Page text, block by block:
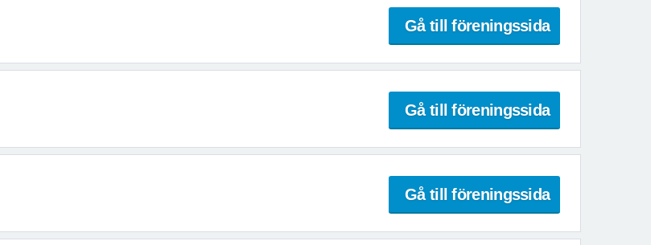
Gå till föreningssida
Gå till föreningssida
Gå till föreningssida